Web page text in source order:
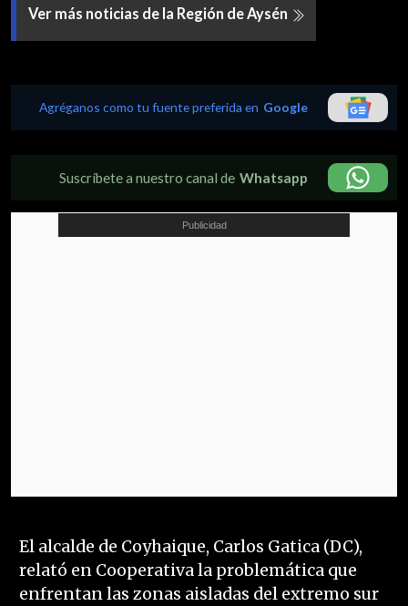
Ver más noticias de la Región de Aysén
Agréganos como tu fuente preferida en Google
Suscríbete a nuestro canal de Whatsapp
El alcalde de Coyhaique, Carlos Gatica (DC),
relató en Cooperativa la problemática que
enfrentan las zonas aisladas del extremo sur